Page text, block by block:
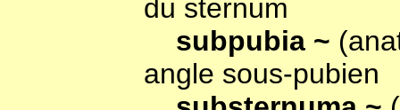
du sternum
subpubia ~
angle sous-pubien